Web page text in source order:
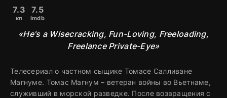
7.3
кп
7.5
imdb
«He's a Wisecracking, Fun-Loving, Freeloading,
Freelance Private-Eye»
Телесериал о частном сыщике Томасе Салливане
Магнуме. Томас Магнум – ветеран войны во Вьетнаме,
служивший в морской разведке. После возвращения с